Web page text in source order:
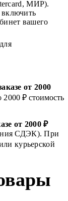
МИР).
вашего
от 2000
2000 ₽ стоимость
от 2000 ₽
СДЭК). При
курьерской